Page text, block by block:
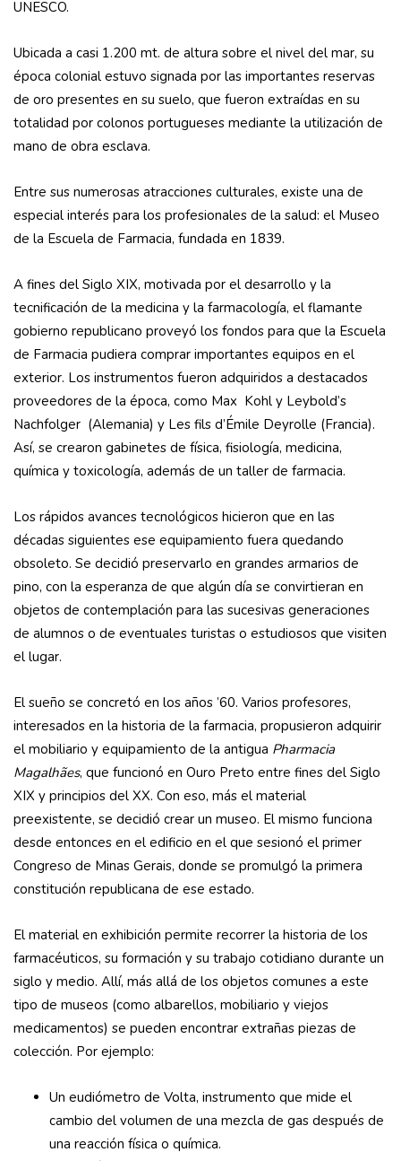
UNESCO.
Ubicada a casi 1.200 mt. de altura sobre el nivel del mar, su
época colonial estuvo signada por las importantes reservas
de oro presentes en su suelo, que fueron extraídas en su
totalidad por colonos portugueses mediante la utilización de
mano de obra esclava.
Entre sus numerosas atracciones culturales, existe una de
especial interés para los profesionales de la salud: el Museo
de la Escuela de Farmacia, fundada en 1839.
A fines del Siglo XIX, motivada por el desarrollo y la
tecnificación de la medicina y la farmacología, el flamante
gobierno republicano proveyó los fondos para que la Escuela
de Farmacia pudiera comprar importantes equipos en el
exterior. Los instrumentos fueron adquiridos a destacados
proveedores de la época, como Max Kohl y Leybold’s
Nachfolger (Alemania) y Les fils d’Émile Deyrolle (Francia).
Así, se crearon gabinetes de física, fisiología, medicina,
química y toxicología, además de un taller de farmacia.
Los rápidos avances tecnológicos hicieron que en las
décadas siguientes ese equipamiento fuera quedando
obsoleto. Se decidió preservarlo en grandes armarios de
pino, con la esperanza de que algún día se convirtieran en
objetos de contemplación para las sucesivas generaciones
de alumnos o de eventuales turistas o estudiosos que visiten
el lugar.
El sueño se concretó en los años ’60. Varios profesores,
interesados en la historia de la farmacia, propusieron adquirir
el mobiliario y equipamiento de la antigua Pharmacia
Magalhães, que funcionó en Ouro Preto entre fines del Siglo
XIX y principios del XX. Con eso, más el material
preexistente, se decidió crear un museo. El mismo funciona
desde entonces en el edificio en el que sesionó el primer
Congreso de Minas Gerais, donde se promulgó la primera
constitución republicana de ese estado.
El material en exhibición permite recorrer la historia de los
farmacéuticos, su formación y su trabajo cotidiano durante un
siglo y medio. Allí, más allá de los objetos comunes a este
tipo de museos (como albarellos, mobiliario y viejos
medicamentos) se pueden encontrar extrañas piezas de
colección. Por ejemplo:
Un eudiómetro de Volta, instrumento que mide el
cambio del volumen de una mezcla de gas después de
una reacción física o química.